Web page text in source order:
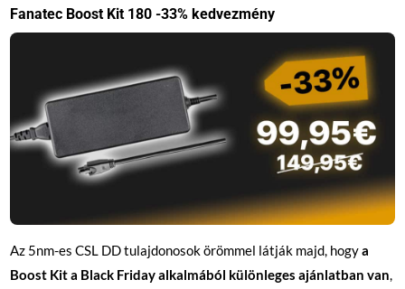
Fanatec Boost Kit 180 -33% kedvezmény
Az 5nm-es CSL DD tulajdonosok örömmel látják majd, hogya
Boost Kit a Black Friday alkalmából különleges ajánlatban van,